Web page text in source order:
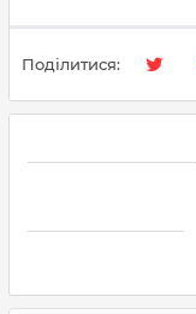
Поділитися: